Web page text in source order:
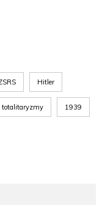
Hitler
totalitaryzmy 1939